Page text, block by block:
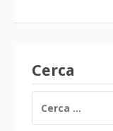
Cerca
PER: